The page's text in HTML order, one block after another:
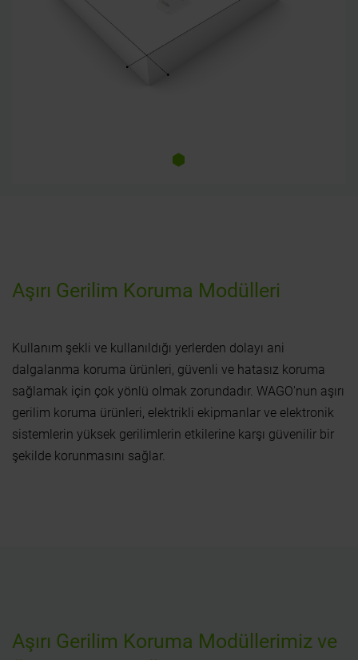
Aşırı Gerilim Koruma Modülleri
Kullanım şekli ve kullanıldığı yerlerden dolayı ani
dalgalanma koruma ürünleri, güvenli ve hatasız koruma
sağlamak için çok yönlü olmak zorundadır. WAGO'nun aşırı
gerilim koruma ürünleri, elektrikli ekipmanlar ve elektronik
sistemlerin yüksek gerilimlerin etkilerine karşı güvenilir bir
şekilde korunmasını sağlar.
Aşırı Gerilim Koruma Modüllerimiz ve